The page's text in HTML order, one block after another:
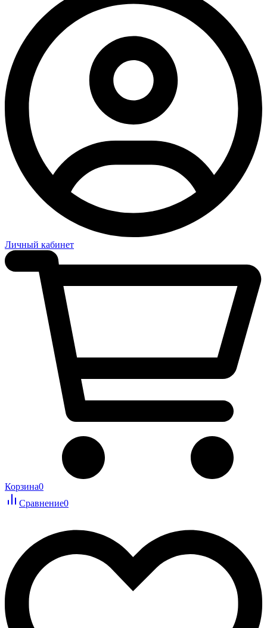
Личный кабинет
Корзина0
Сравнение0